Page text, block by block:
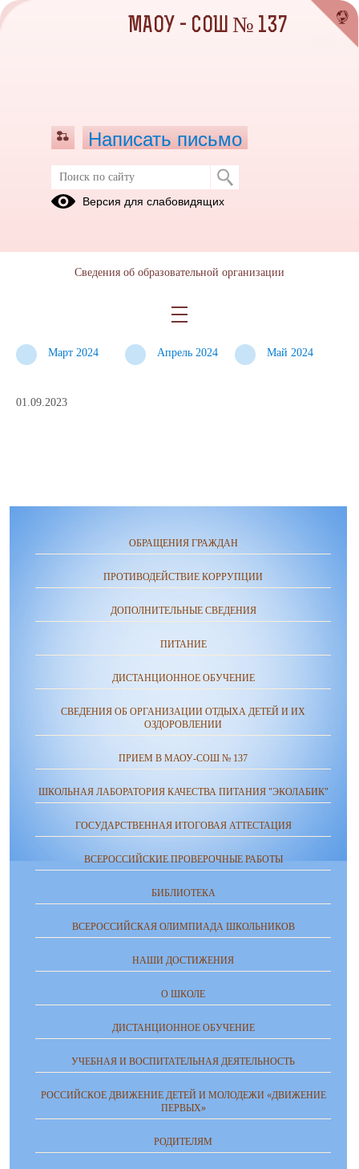
Реализация дополнительной
общеобразовательной программы
Сентябрь
Январь 2024
Март 2024 Апрель 2024 Май 2024
01.09.2023
ОБРАЩЕНИЯ ГРАЖДАН
ПРОТИВОДЕЙСТВИЕ КОРРУПЦИИ
ДОПОЛНИТЕЛЬНЫЕ СВЕДЕНИЯ
ПИТАНИЕ
ДИСТАНЦИОННОЕ ОБУЧЕНИЕ
СВЕДЕНИЯ ОБ ОРГАНИЗАЦИИ ОТДЫХА ДЕТЕЙ И ИХ
ОЗДОРОВЛЕНИИ
ПРИЕМ В МАОУ-СОШ № 137
ШКОЛЬНАЯ ЛАБОРАТОРИЯ КАЧЕСТВА ПИТАНИЯ "ЭКОЛАБИК"
ГОСУДАРСТВЕННАЯ ИТОГОВАЯ АТТЕСТАЦИЯ
ВСЕРОССИЙСКИЕ ПРОВЕРОЧНЫЕ РАБОТЫ
БИБЛИОТЕКА
ВСЕРОССИЙСКАЯ ОЛИМПИАДА ШКОЛЬНИКОВ
НАШИ ДОСТИЖЕНИЯ
О ШКОЛЕ
ДИСТАНЦИОННОЕ ОБУЧЕНИЕ
УЧЕБНАЯ И ВОСПИТАТЕЛЬНАЯ ДЕЯТЕЛЬНОСТЬ
РОССИЙСКОЕ ДВИЖЕНИЕ ДЕТЕЙ И МОЛОДЕЖИ «ДВИЖЕНИЕ
ПЕРВЫХ»
РОДИТЕЛЯМ
МАОУ - СОШ № 137
Написать письмо
Версия для слабовидящих
Сведения об образовательной организации